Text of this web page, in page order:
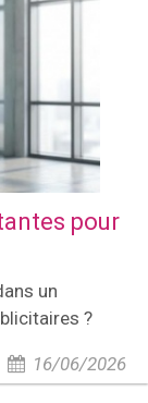
pour
un
?
16/06/2026